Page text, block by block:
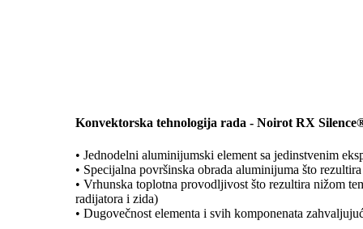
Konvektorska tehnologija rada - Noirot RX
• Jednodelni aluminijumski element sa jedinstvenim
• Specijalna površinska obrada aluminijuma što
• Vrhunska toplotna provodljivost što rezultira nižom
radijatora i zida)
• Dugovečnost elementa i svih komponenata